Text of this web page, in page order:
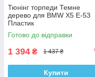
Тюнінг торпеди Темне
дерево для BMW X5 E-53
Пластик
Готово до відправки
1 394 ₴ 1 437 ₴
Купити